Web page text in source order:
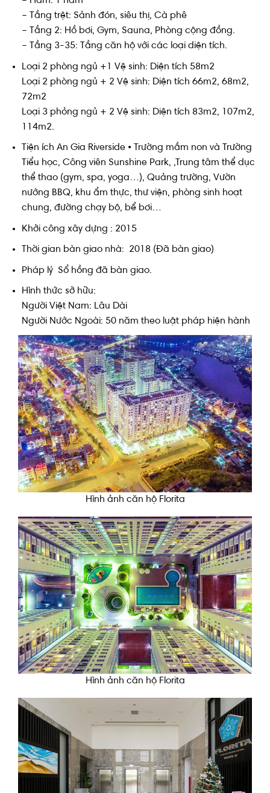
– Tầng trệt: Sảnh đón, siêu thị, Cà phê
– Tầng 2: Hồ bơi, Gym, Sauna, Phòng cộng đồng.
– Tầng 3-35: Tầng căn hộ với các loại diện tích.
Loại 2 phòng ngủ +1 Vệ sinh: Diện tích 58m2
Loại 2 phòng ngủ + 2 Vệ sinh: Diện tích 66m2, 68m2,
72m2
Loại 3 phỏng ngủ + 2 Vệ sinh: Diện tích 83m2, 107m2,
114m2.
Tiện ích An Gia Riverside • Trường mầm non và Trường
Tiểu học, Công viên Sunshine Park, ,Trung tâm thể dục
thể thao (gym, spa, yoga…), Quảng trường, Vườn
nướng BBQ, khu ẩm thực, thư viện, phòng sinh hoạt
chung, đường chạy bộ, bể bơi…
Khởi công xây dựng : 2015
Thời gian bàn giao nhà: 2018 (Đã bàn giao)
Pháp lý Sổ hồng đã bàn giao.
Hình thức sở hữu:
Người Việt Nam: Lâu Dài
Người Nước Ngoài: 50 năm theo luật pháp hiện hành
Hình ảnh căn hộ Florita
Hình ảnh căn hộ Florita